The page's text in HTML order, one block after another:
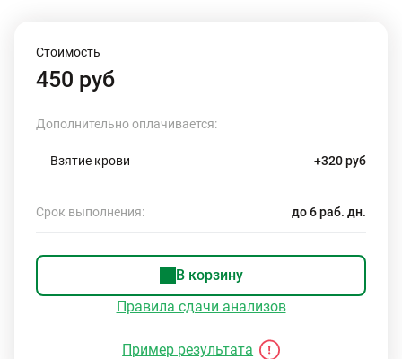
Стоимость
450 руб
Дополнительно оплачивается:
Взятие крови +320 руб
Срок выполнения: до 6 раб. дн.
В корзину
Правила сдачи анализов
Пример результата